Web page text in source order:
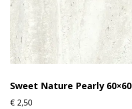
Sweet Nature Pearly 60×60
€ 2,50